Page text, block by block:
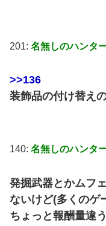
201: 名無しのハンタ
>>136
装飾品の付け替え
140: 名無しのハンタ
発掘武器とかムフ
ないけど(多くのゲ
ちょっと報酬量違